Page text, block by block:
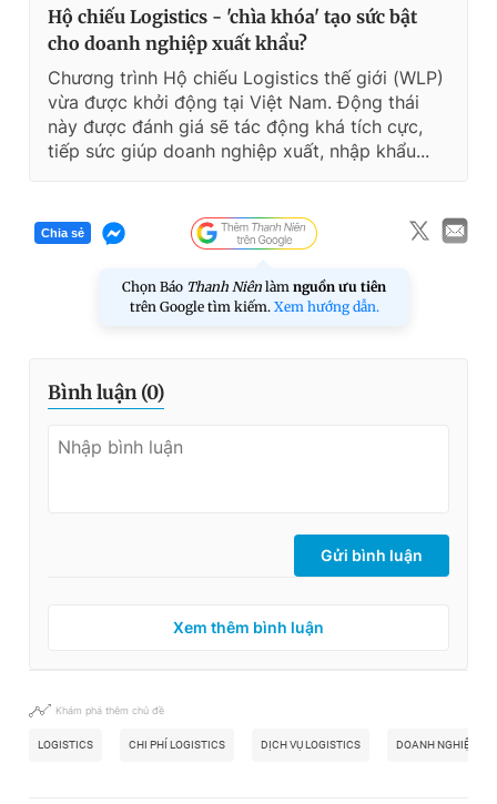
Hộ chiếu Logistics - 'chìa khóa' tạo sức bật
cho doanh nghiệp xuất khẩu?
Chương trình Hộ chiếu Logistics thế giới (WLP)
vừa được khởi động tại Việt Nam. Động thái
này được đánh giá sẽ tác động khá tích cực,
tiếp sức giúp doanh nghiệp xuất, nhập khẩu...
Chia sẻ
Chọn Báo Thanh Niên làm nguồn ưu tiên
trên Google tìm kiếm. Xem hướng dẫn.
Bình luận (0)
Gửi bình luận
Xem thêm bình luận
Khám phá thêm chủ đề
LOGISTICS CHI PHÍ LOGISTICS DỊCH VỤ LOGISTICS DOANH NGHIỆP